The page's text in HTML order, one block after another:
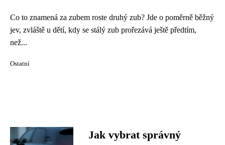
Co to znamená za zubem roste druhý zub? Jde o poměrně běžný
jev, zvláště u dětí, kdy se stálý zub prořezává ještě předtím,
než...
Ostatní
Jak vybrat správný